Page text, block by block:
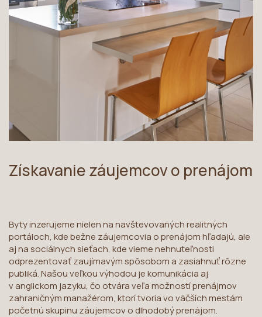
Získavanie záujemcov o prenájom
Byty inzerujeme nielen na navštevovaných realitných
portáloch, kde bežne záujemcovia o prenájom hľadajú, ale
aj na sociálnych sieťach, kde vieme nehnuteľnosti
odprezentovať zaujímavým spôsobom a zasiahnuť rôzne
publiká. Našou veľkou výhodou je komunikácia aj
v anglickom jazyku, čo otvára veľa možností prenájmov
zahraničným manažérom, ktorí tvoria vo väčších mestám
početnú skupinu záujemcov o dlhodobý prenájom.